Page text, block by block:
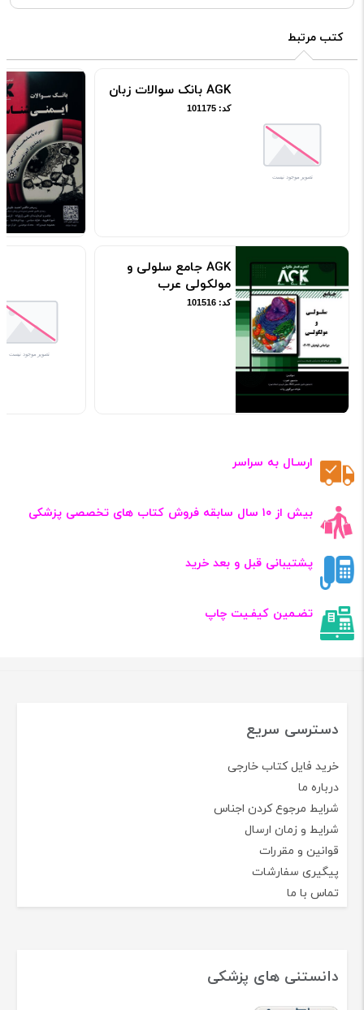
کتب مرتبط
AGK بانک سوالات زبان
کد: 101175
AGK جامع سلولی و
مولکولی عرب
کد: 101516
ارسـال به سراسر
بیش از ۱۰ سال سابقه فروش کتاب‌ های تخصصی پزشکی
پشتیبانی قبل و بعد خرید
تضـمین کیفـیت چاپ
دسترسی سریع
خرید فایل کتاب خارجی
درباره ما
شرایط مرجوع کردن اجناس
شرایط و زمان ارسال
قوانین و مقررات
پیگیری سفارشات
تماس با ما
دانستنی های پزشکی